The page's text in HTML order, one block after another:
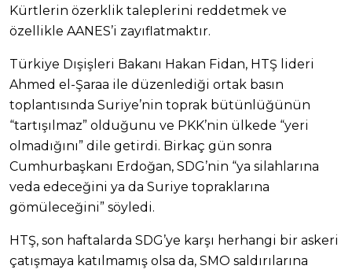
Kürtlerin özerklik taleplerini reddetmek ve
özellikle AANES’i zayıflatmaktır.
Türkiye Dışişleri Bakanı Hakan Fidan, HTŞ lideri
Ahmed el-Şaraa ile düzenlediği ortak basın
toplantısında Suriye’nin toprak bütünlüğünün
“tartışılmaz” olduğunu ve PKK’nin ülkede “yeri
olmadığını” dile getirdi. Birkaç gün sonra
Cumhurbaşkanı Erdoğan, SDG’nin “ya silahlarına
veda edeceğini ya da Suriye topraklarına
gömüleceğini” söyledi.
HTŞ, son haftalarda SDG’ye karşı herhangi bir askeri
çatışmaya katılmamış olsa da, SMO saldırılarına